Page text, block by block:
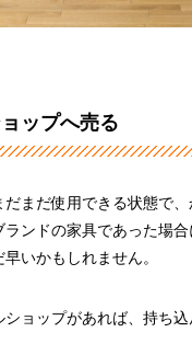
ップへ売る
だまだ使用できる状態で
ンドの家具であった場
いかもしれません。
ョップがあれば、持ち